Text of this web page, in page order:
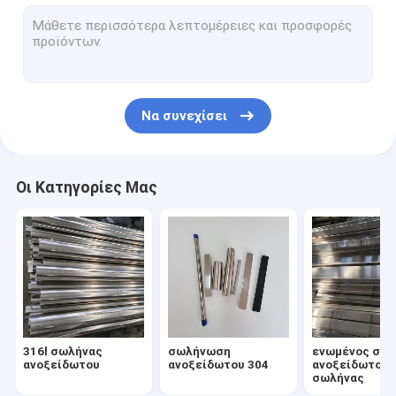
316l φύλλο ανοξείδωτου
φύλλο ανοξείδωτου καθρεφτών
Σωλήνας κραμάτων αργιλίου
Φύλλο κραμάτων αργιλίου
Σπείρα κραμάτων αργιλίου
συναρμολογήσεις ανοξείδωτου
Να συνεχίσει
Οι Κατηγορίες Μας
316l σωλήνας
ανοξείδωτου
σωλήνωση
ανοξείδωτου 304
ενωμένος
ανοξείδωτο
σωλήνας